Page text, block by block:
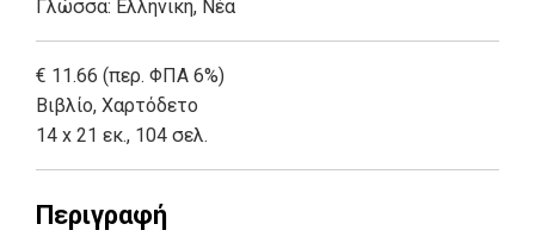
Γλώσσα: Ελληνική, Νέα
€ 11.66 (περ. ΦΠΑ 6%)
Βιβλίο, Χαρτόδετο
14 x 21 εκ., 104 σελ.
Περιγραφή